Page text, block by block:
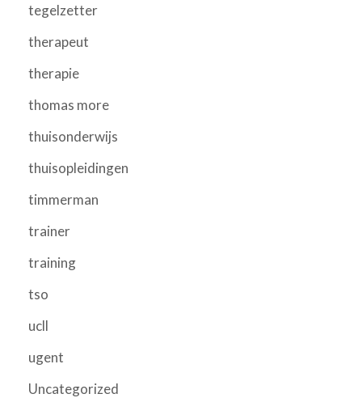
tegelzetter
therapeut
therapie
thomas more
thuisonderwijs
thuisopleidingen
timmerman
trainer
training
tso
ucll
ugent
Uncategorized